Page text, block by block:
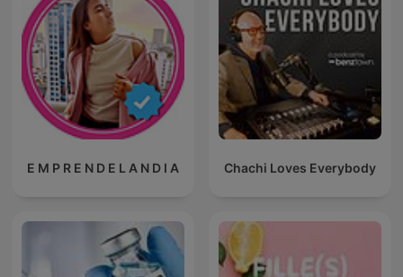
E M P R E N D E L A N D I A Chachi Loves Everybody